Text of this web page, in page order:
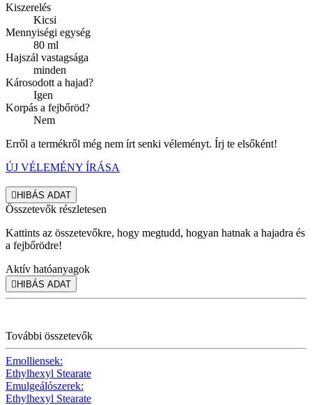
Kiszerelés
Kicsi
Mennyiségi egység
80 ml
Hajszál vastagsága
minden
Károsodott a hajad?
Igen
Korpás a fejbőröd?
Nem
Erről a termékről még nem írt senki véleményt. Írj te elsőként!
ÚJ VÉLEMÉNY ÍRÁSA
HIBÁS ADAT
Összetevők részletesen
Kattints az összetevőkre, hogy megtudd, hogyan hatnak a hajadra és
a fejbőrödre!
Aktív hatóanyagok
HIBÁS ADAT
További összetevők
Emolliensek:
Ethylhexyl Stearate
Emulgeálószerek:
Ethylhexyl Stearate